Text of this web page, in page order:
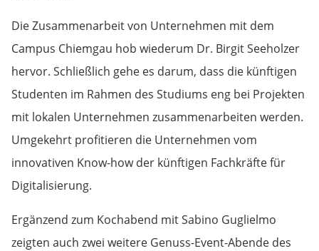
Die Zusammenarbeit von Unternehmen mit dem
Campus Chiemgau hob wiederum Dr. Birgit Seeholzer
hervor. Schließlich gehe es darum, dass die künftigen
Studenten im Rahmen des Studiums eng bei Projekten
mit lokalen Unternehmen zusammenarbeiten werden.
Umgekehrt profitieren die Unternehmen vom
innovativen Know-how der künftigen Fachkräfte für
Digitalisierung.
Ergänzend zum Kochabend mit Sabino Guglielmo
zeigten auch zwei weitere Genuss-Event-Abende des